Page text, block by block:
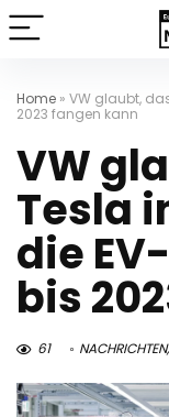
Home » VW glaubt,
2023 fangen kann
VW
Tesla
die
bis
61 NACHRICHTEN,